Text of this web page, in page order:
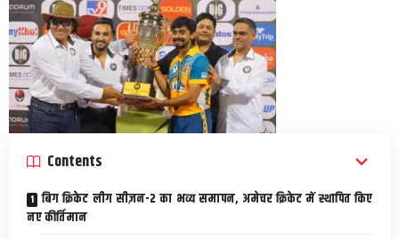
Contents
बिग क्रिकेट लीग सीज़न-2 का भव्य समापन, अमेचर क्रिकेट में स्थापित किए
नए कीर्तिमान